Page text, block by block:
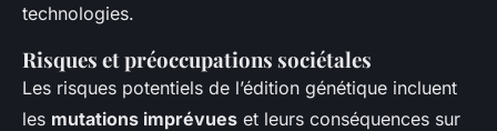
technologies.
Risques et préoccupations sociétales
Les risques potentiels de l’édition génétique incluent
les mutations imprévues et leurs conséquences sur